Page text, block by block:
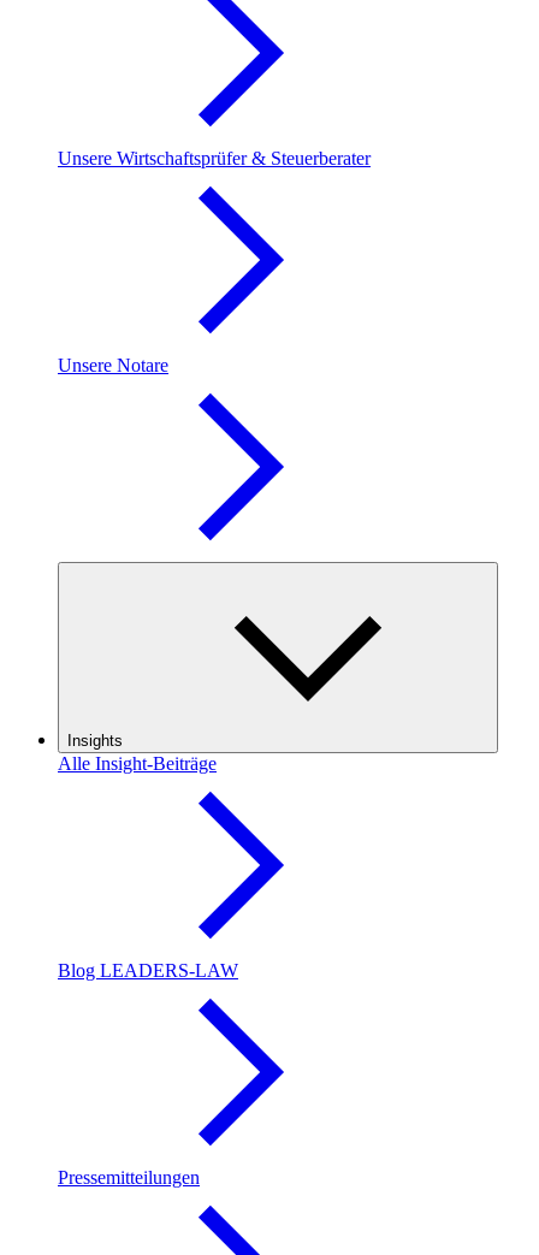
Unsere Wirtschaftsprüfer & Steuerberater
Unsere Notare
Insights
Alle Insight-Beiträge
Blog LEADERS-LAW
Pressemitteilungen